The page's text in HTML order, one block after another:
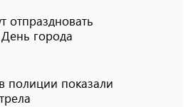
отпраздновать
города
полиции показали